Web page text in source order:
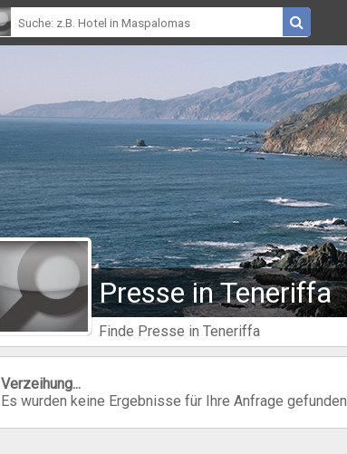
Presse in Teneriffa
Finde Presse in Teneriffa
Verzeihung...
Es wurden keine Ergebnisse für Ihre Anfrage gefunden